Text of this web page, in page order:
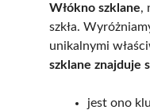
Włókno szklane,
szkła.
unikalnymi
szklane znajduje
jest ono